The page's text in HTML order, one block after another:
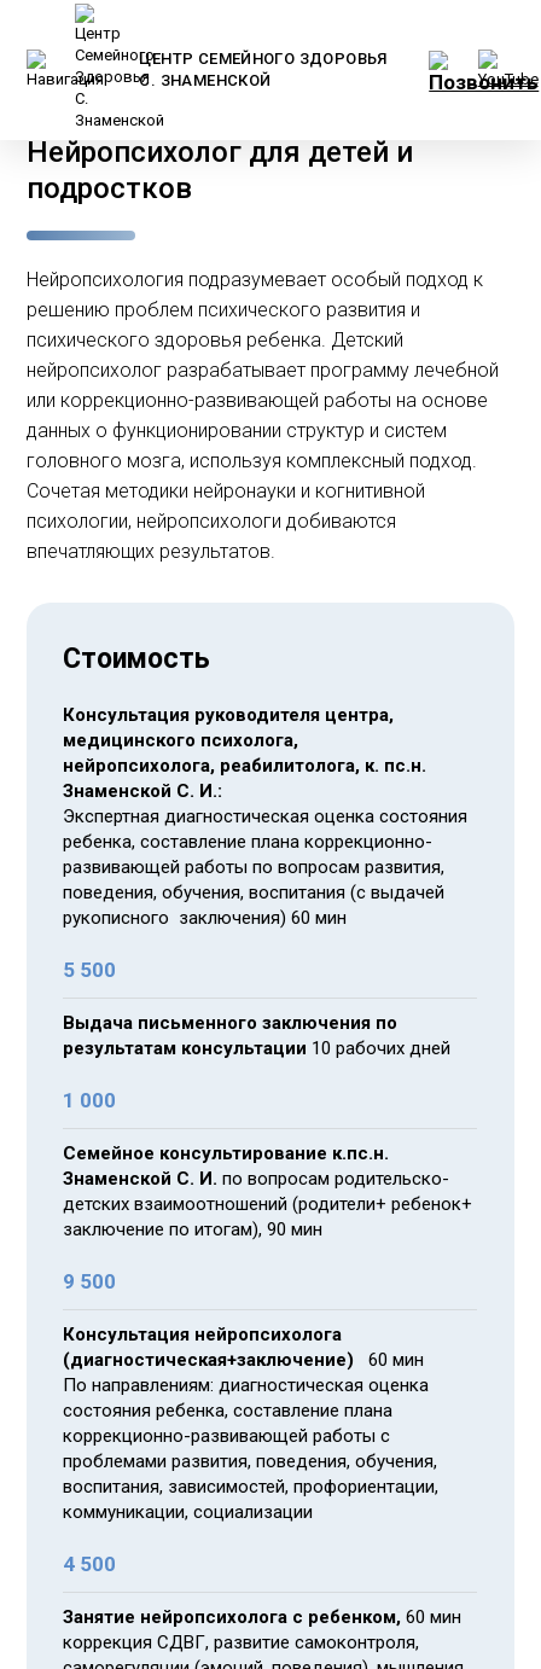
ЦЕНТР СЕМЕЙНОГО ЗДОРОВЬЯ
С. ЗНАМЕНСКОЙ
Главная
Услуги и цены
Нейропсихолог для детей и
подростков
Нейропсихология подразумевает особый подход к
решению проблем психического развития и
психического здоровья ребенка. Детский
нейропсихолог разрабатывает программу лечебной
или коррекционно-развивающей работы на основе
данных о функционировании структур и систем
головного мозга, используя комплексный подход.
Сочетая методики нейронауки и когнитивной
психологии, нейропсихологи добиваются
впечатляющих результатов.
Стоимость
Консультация руководителя центра,
медицинского психолога,
нейропсихолога, реабилитолога, к. пс.н.
Знаменской С. И.:
Экспертная диагностическая оценка состояния
ребенка, составление плана коррекционно-
развивающей работы по вопросам развития,
поведения, обучения, воспитания (с выдачей
рукописного заключения) 60 мин
5 500
Выдача письменного заключения по
результатам консультации 10 рабочих дней
1 000
Семейное консультирование к.пс.н.
Знаменской С. И. по вопросам родительско-
детских взаимоотношений (родители+ ребенок+
заключение по итогам), 90 мин
9 500
Консультация нейропсихолога
(диагностическая+заключение) 60 мин
По направлениям: диагностическая оценка
состояния ребенка, составление плана
коррекционно-развивающей работы с
проблемами развития, поведения, обучения,
воспитания, зависимостей, профориентации,
коммуникации, социализации
4 500
Занятие нейропсихолога с ребенком, 60 мин
коррекция СДВГ, развитие самоконтроля,